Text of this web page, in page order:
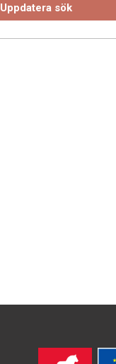
Uppdatera sök